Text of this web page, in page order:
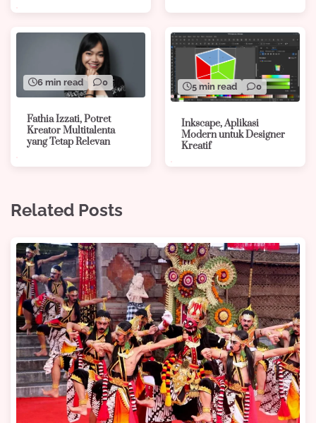
6 min read 0
Fathia Izzati, Potret
Kreator Multitalenta
yang Tetap Relevan
5 min read 0
Inkscape, Aplikasi
Modern untuk Designer
Kreatif
Related Posts